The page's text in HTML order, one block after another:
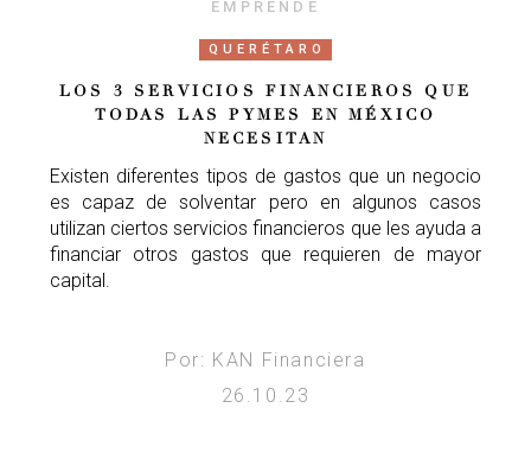
EMPRENDE
QUERÉTARO
LOS 3 SERVICIOS FINANCIEROS QUE
TODAS LAS PYMES EN MÉXICO
NECESITAN
Existen diferentes tipos de gastos que un negocio
es capaz de solventar pero en algunos casos
utilizan ciertos servicios financieros que les ayuda a
financiar otros gastos que requieren de mayor
capital.
Por: KAN Financiera
26.10.23